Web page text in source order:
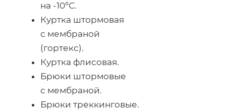
на -10°С.
Куртка штормовая
с мембраной
(гортекс).
Куртка флисовая.
Брюки штормовые
с мембраной.
Брюки треккинговые.